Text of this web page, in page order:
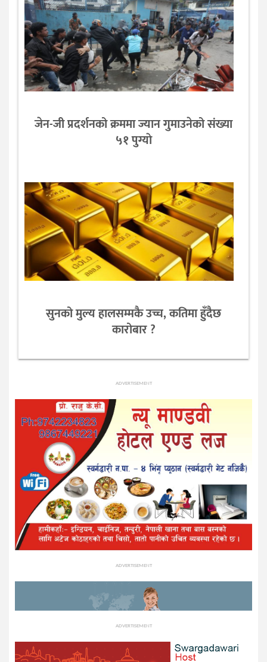
जेन-जी प्रदर्शनको क्रममा ज्यान गुमाउनेको संख्या
५१ पुग्याे
सुनको मुल्य हालसम्मकै उच्च, कतिमा हुँदैछ
कारोबार ?
ADVERTISEMENT
ADVERTISEMENT
ADVERTISEMENT